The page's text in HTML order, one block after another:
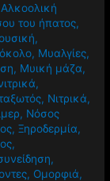
του ήπατος,
,
, Μυαλγίες,
, Μυική μάζα,
,
, Νιτρικά,
, Νόσος
,Ξηροδερμία,
,
,
, Ομορφιά,